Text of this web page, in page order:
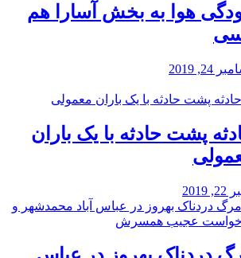
هوا به بخش آسارا هم
24, 2019
پشت حادثه با یک باران